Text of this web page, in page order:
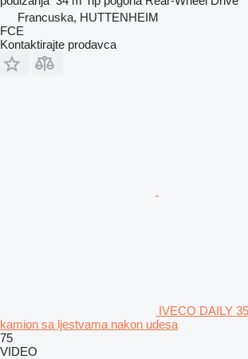
Francuska, HUTTENHEIM
FCE
Kontaktirajte prodavca
IVECO DAILY
kamion sa ljestvama nakon udesa
75
VIDEO